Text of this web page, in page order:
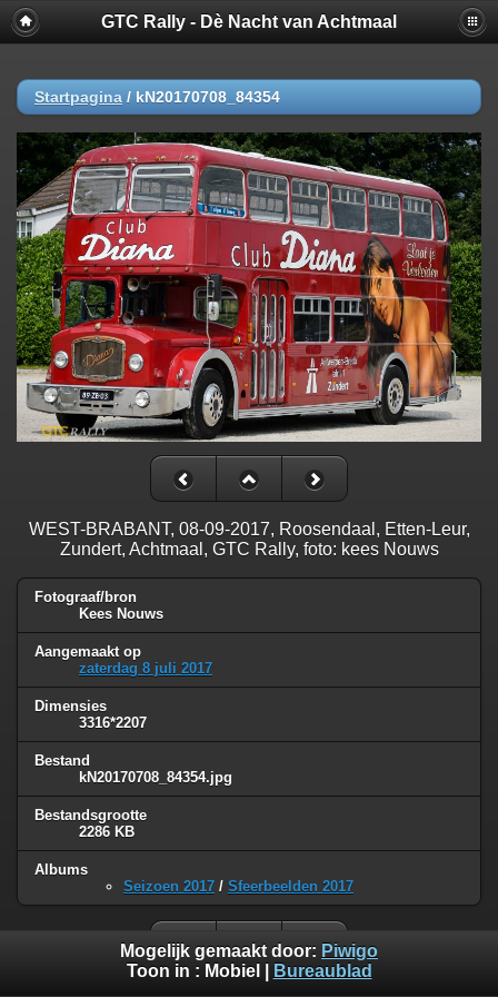
GTC Rally - Dè Nacht van Achtmaal
Startpagina / kN20170708_84354
WEST-BRABANT, 08-09-2017, Roosendaal, Etten-Leur,
Zundert, Achtmaal, GTC Rally, foto: kees Nouws
Fotograaf/bron
Kees Nouws
Aangemaakt op
zaterdag 8 juli 2017
Dimensies
3316*2207
Bestand
kN20170708_84354.jpg
Bestandsgrootte
2286 KB
Albums
Seizoen 2017 / Sfeerbeelden 2017
Mogelijk gemaakt door: Piwigo
Toon in : Mobiel Bureaublad